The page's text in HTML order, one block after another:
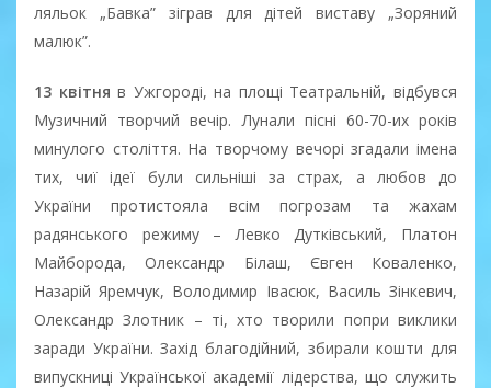
ляльок „Бавка” зіграв для дітей виставу „Зоряний
малюк”.
13 квітняв Ужгороді, на площі Театральній, відбувся
Музичний творчий вечір. Лунали пісні 60-70-их років
минулого століття. На творчому вечорі згадали імена
тих, чиї ідеї були сильніші за страх, а любов до
України протистояла всім погрозам та жахам
радянського режиму – Левко Дутківський, Платон
Майборода, Олександр Білаш, Євген Коваленко,
Назарій Яремчук, Володимир Івасюк, Василь Зінкевич,
Олександр Злотник – ті, хто творили попри виклики
заради України. Захід благодійний, збирали кошти для
випускниці Української академії лідерства, що служить